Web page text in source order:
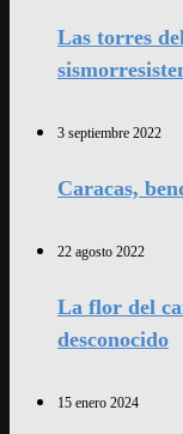
Las torres
3 septiembre 2022
Caracas,
22 agosto 2022
La flor del
desconocido
15 enero 2024